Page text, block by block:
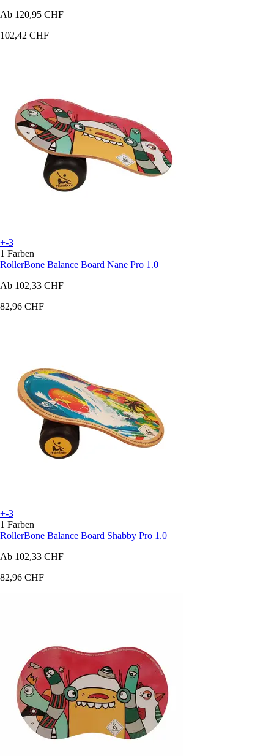
Ab 120,95 CHF
102,42 CHF
+-3
1 Farben
RollerBone Balance Board Nane Pro 1.0
Ab 102,33 CHF
82,96 CHF
+-3
1 Farben
RollerBone Balance Board Shabby Pro 1.0
Ab 102,33 CHF
82,96 CHF